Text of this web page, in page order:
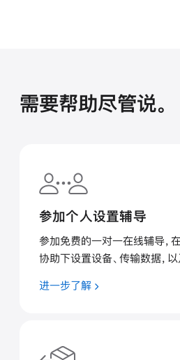
需要帮助尽管说。
参加个人设置辅导
参加免费的一对一在线辅导
协助下设置设备、传输数据，以
进一步了解